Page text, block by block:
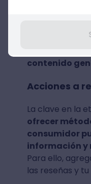
deleite del
contenido
Acciones a
La clave en la
ofrecer
consumidor
información y
Para ello,
las reseñas y